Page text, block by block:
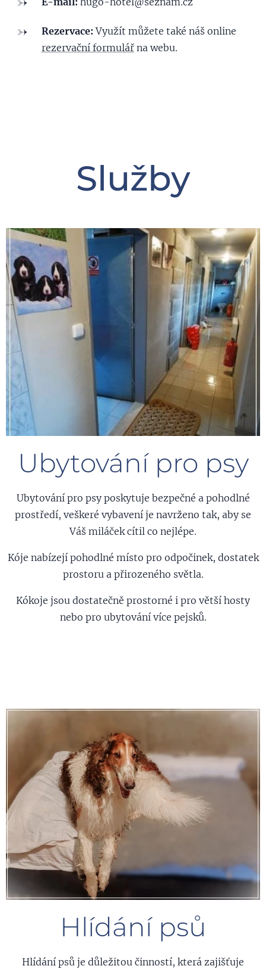
Rezervace: Využít můžete také náš online
rezervační formulář na webu.
Služby
Ubytování pro psy
Ubytování pro psy poskytuje bezpečné a pohodlné
prostředí, veškeré vybavení je navrženo tak, aby se
Váš miláček cítil co nejlépe.
Kóje nabízejí pohodlné místo pro odpočinek, dostatek
prostoru a přirozeného světla.
Kókoje jsou dostatečně prostorné i pro větší hosty
nebo pro ubytování více pejsků.
Hlídání psů
Hlídání psů je důležitou činností, která zajišťuje